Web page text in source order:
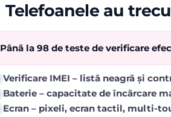
Telefoanele au
Până la 98 de teste de verificare
Verificare IMEI – listă neagră și
Baterie – capacitate de încărcare
Ecran – pixeli, ecran tactil, multi-